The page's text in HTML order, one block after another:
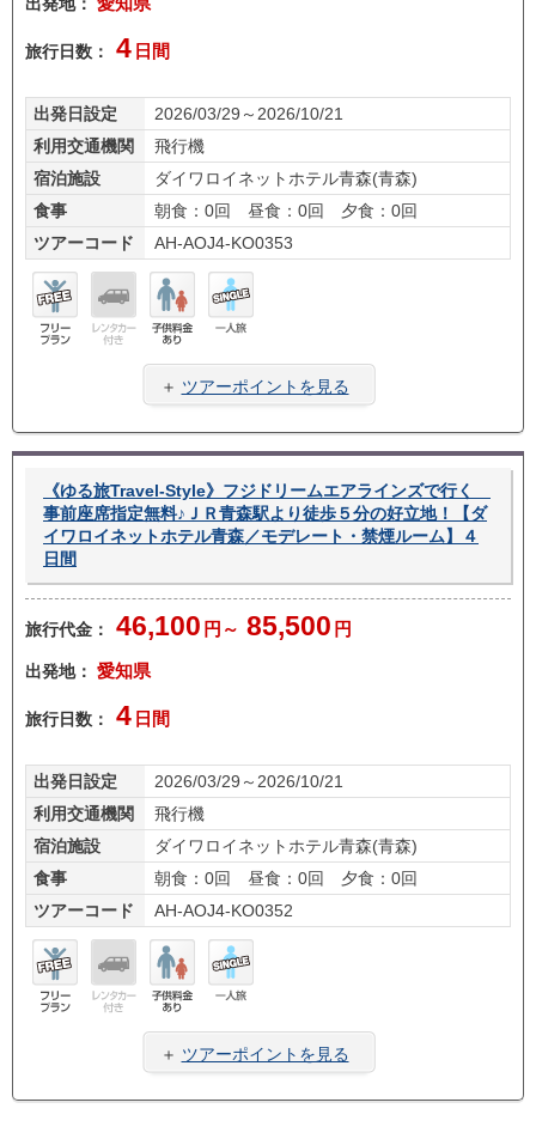
旅行日数： 4 日間
出発日設定
2026/03/29～2026/10/21
利用交通機関
飛行機
宿泊施設
ダイワロイネットホテル青森(青森)
食事
朝食：0回 昼食：0回 夕食：0回
ツアーコード
AH-AOJ4-KO0353
料金
旅
＋ ツアーポイントを見る
《ゆる旅Travel-Style》フジドリームエアラインズで行く
事前座席指定無料♪ＪＲ青森駅より徒歩５分の好立地！【ダ
イワロイネットホテル青森／モデレート・禁煙ルーム】４
日間
旅行代金： 46,100 円～ 85,500 円
出発地： 愛知県
旅行日数： 4 日間
出発日設定
2026/03/29～2026/10/21
利用交通機関
飛行機
宿泊施設
ダイワロイネットホテル青森(青森)
食事
朝食：0回 昼食：0回 夕食：0回
ツアーコード
AH-AOJ4-KO0352
料金
旅
＋ ツアーポイントを見る